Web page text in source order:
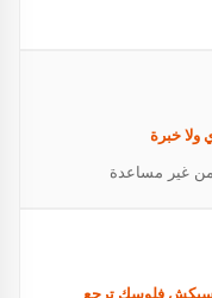
خبرة
غير مساعدة